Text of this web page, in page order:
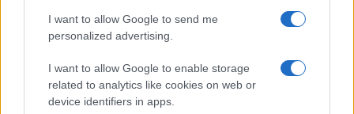
I want to allow Google to send me
personalized advertising.
I want to allow Google to enable storage
related to analytics like cookies on web or
device identifiers in apps.
V zalivu na Pašmanu našli
truplo 24-letnega Slovenca
Za pomoč kmetom zaradi